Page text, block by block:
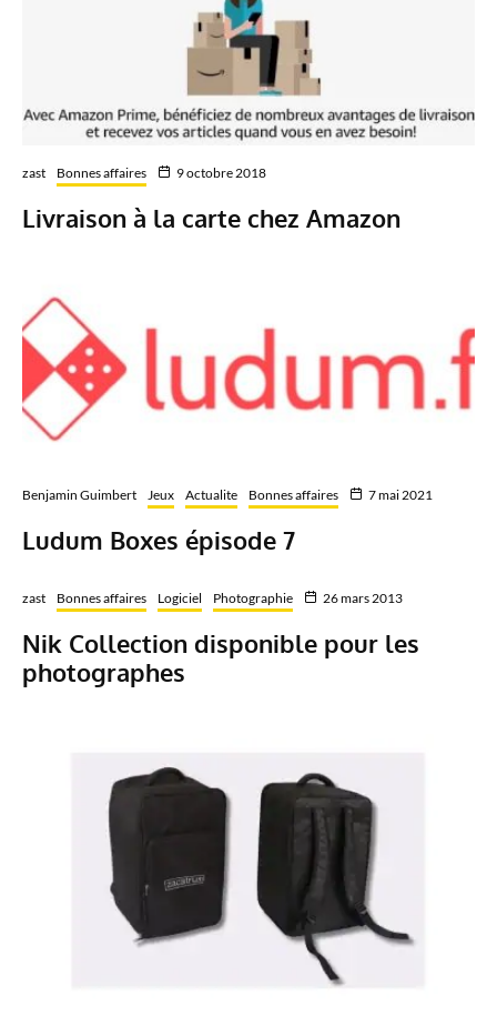
zast Bonnes affaires 9 octobre 2018
Livraison à la carte chez Amazon
Benjamin Guimbert Jeux Actualite Bonnes affaires 7 mai 2021
Ludum Boxes épisode 7
zast Bonnes affaires Logiciel Photographie 26 mars 2013
Nik Collection disponible pour les
photographes